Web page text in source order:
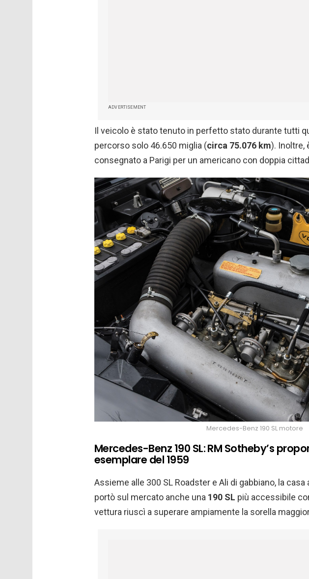
ADVERTISEMENT
Il veicolo è stato tenuto in perfetto stato durante tutti
percorso solo 46.650 miglia (circa 75.076 km). Inoltre,
consegnato a Parigi per un americano con doppia
Mercedes-Benz 190 SL motore
Mercedes-Benz 190 SL: RM Sotheby’s
esemplare del 1959
Assieme alle 300 SL Roadster e Ali di gabbiano, la
portò sul mercato anche una 190 SL più accessibile
vettura riuscì a superare ampiamente la sorella